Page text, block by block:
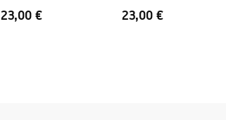
23,00 € 23,00 €